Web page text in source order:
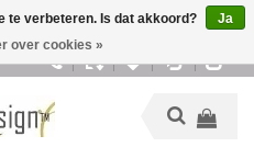
te verbeteren. Is dat akkoord?
Ja
over cookies »